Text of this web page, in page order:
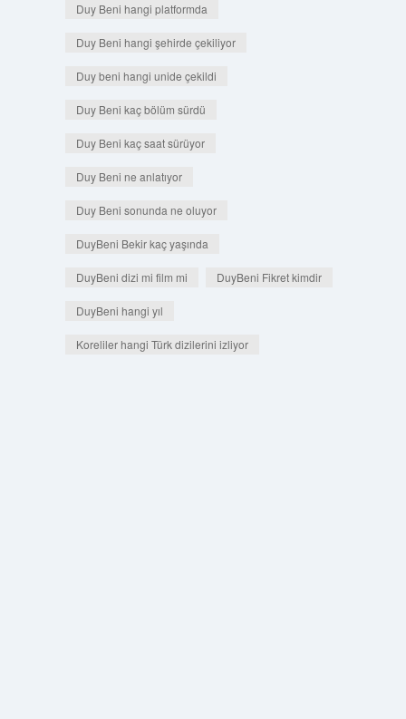
Duy Beni hangi platformda
Duy Beni hangi şehirde çekiliyor
Duy beni hangi unide çekildi
Duy Beni kaç bölüm sürdü
Duy Beni kaç saat sürüyor
Duy Beni ne anlatıyor
Duy Beni sonunda ne oluyor
DuyBeni Bekir kaç yaşında
DuyBeni dizi mi film mi DuyBeni Fikret kimdir
DuyBeni hangi yıl
Koreliler hangi Türk dizilerini izliyor